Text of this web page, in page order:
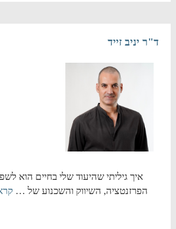
ד"ר יניב זייד
איך גיליתי שהיעוד שלי בחיים הוא
הפרזנטציה, השיווק והשכנוע של …